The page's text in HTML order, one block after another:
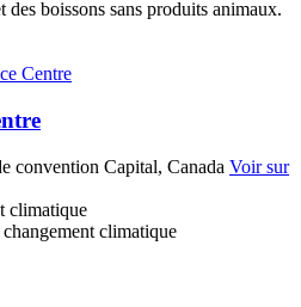
convention Capital, Canada Voir sur
climatique